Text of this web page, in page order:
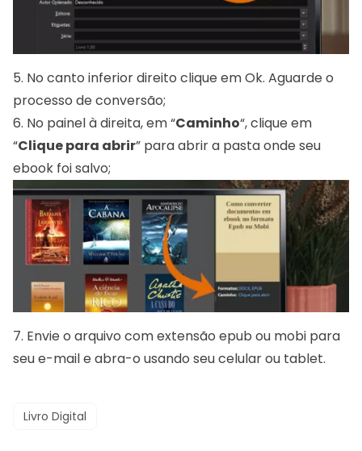
5. No canto inferior direito clique em Ok. Aguarde o
processo de conversão;
6. No painel à direita, em “Caminho“, clique em
“Clique para abrir” para abrir a pasta onde seu
ebook foi salvo;
7. Envie o arquivo com extensão epub ou mobi para
seu e-mail e abra-o usando seu celular ou tablet.
Livro Digital